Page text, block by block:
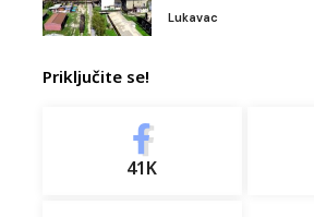
Lukavac
Priključite se!
41K